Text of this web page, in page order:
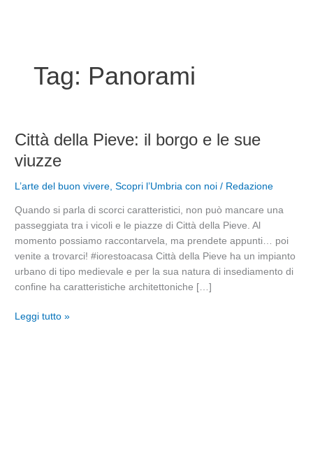
Tag: Panorami
Città della Pieve: il borgo e le sue
viuzze
L’arte del buon vivere,Scopri l’Umbria con noi / Redazione
Quando si parla di scorci caratteristici, non può mancare una
passeggiata tra i vicoli e le piazze di Città della Pieve. Al
momento possiamo raccontarvela, ma prendete appunti… poi
venite a trovarci! #iorestoacasa Città della Pieve ha un impianto
urbano di tipo medievale e per la sua natura di insediamento di
confine ha caratteristiche architettoniche […]
Città
Pieve:
il
e
le
sue
viuzze
Leggi tutto »